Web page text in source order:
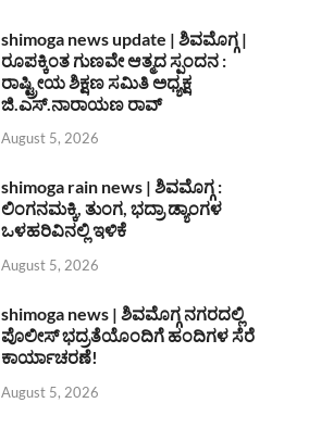
shimoga news update | ಶಿವಮೊಗ್ಗ |
ರೂಪಕ್ಕಿಂತ ಗುಣವೇ ಆತ್ಮದ ಸ್ಪಂದನ :
ರಾಷ್ಟ್ರೀಯ ಶಿಕ್ಷಣ ಸಮಿತಿ ಅಧ್ಯಕ್ಷ
ಜಿ.ಎಸ್.ನಾರಾಯಣ ರಾವ್
August 5, 2026
shimoga rain news | ಶಿವಮೊಗ್ಗ :
ಲಿಂಗನಮಕ್ಕಿ, ತುಂಗ, ಭದ್ರಾ ಡ್ಯಾಂಗಳ
ಒಳಹರಿವಿನಲ್ಲಿ ಇಳಿಕೆ
August 5, 2026
shimoga news | ಶಿವಮೊಗ್ಗ ನಗರದಲ್ಲಿ
ಪೊಲೀಸ್ ಭದ್ರತೆಯೊಂದಿಗೆ ಹಂದಿಗಳ ಸೆರೆ
ಕಾರ್ಯಾಚರಣೆ!
August 5, 2026